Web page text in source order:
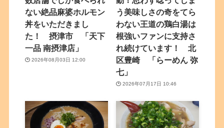
ない絶品麻婆ホルモン
丼をいただきまし
た！ 摂津市 「天下
一品 南摂津店」
2026年08月03日 12:00
う美味しさの奇をてら
わない王道の鶏白湯は
根強いファンに支持さ
れ続けています！ 北
区豊崎 「らーめん 弥
七」
2026年07月17日 10:46